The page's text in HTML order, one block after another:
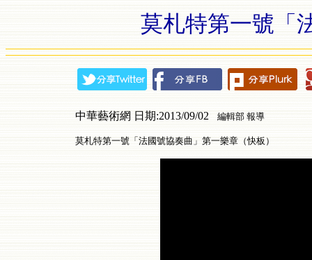
莫札特第一號「
中華藝術網 日期:2013/09/02 編輯部 報導
莫札特第一號「法國號協奏曲」第一樂章（快板）